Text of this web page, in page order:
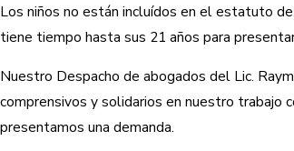
Los niños no están incluídos en el estatuto
tiene tiempo hasta sus 21 años para
Nuestro Despacho de abogados del Lic.
comprensivos y solidarios en nuestro trabajo
presentamos una demanda.